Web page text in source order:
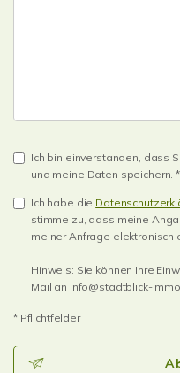
Ich bin einverstanden, dass
und meine Daten speichern. *
Ich habe die
stimme zu, dass meine
meiner Anfrage elektronisch
Hinweis: Sie können Ihre
Mail an info@stadtblick-
* Pflichtfelder